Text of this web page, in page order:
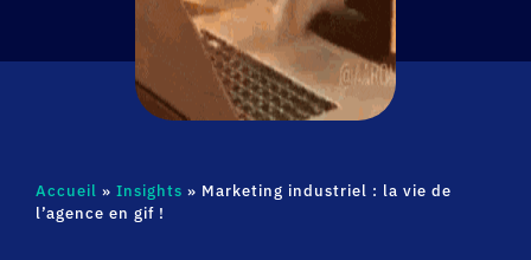
Accueil » Insights » Marketing industriel : la vie de
l’agence en gif !